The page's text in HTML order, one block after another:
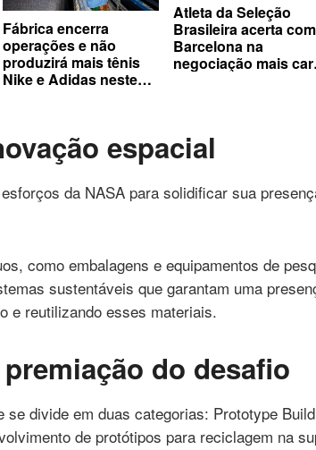
Fábrica encerra
operações e não
produzirá mais tênis
Nike e Adidas neste
Atleta da Seleção
Brasileira acerta com
Barcelona na
negociação mais
espacial
da NASA para solidificar sua
como embalagens e equipamentos de
sustentáveis que garantam uma
e reutilizando esses materiais.
do desafio
se divide em duas categorias: Prototype
de protótipos para reciclagem na